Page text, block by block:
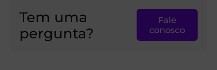
Tem uma
pergunta?
Fale
conosco